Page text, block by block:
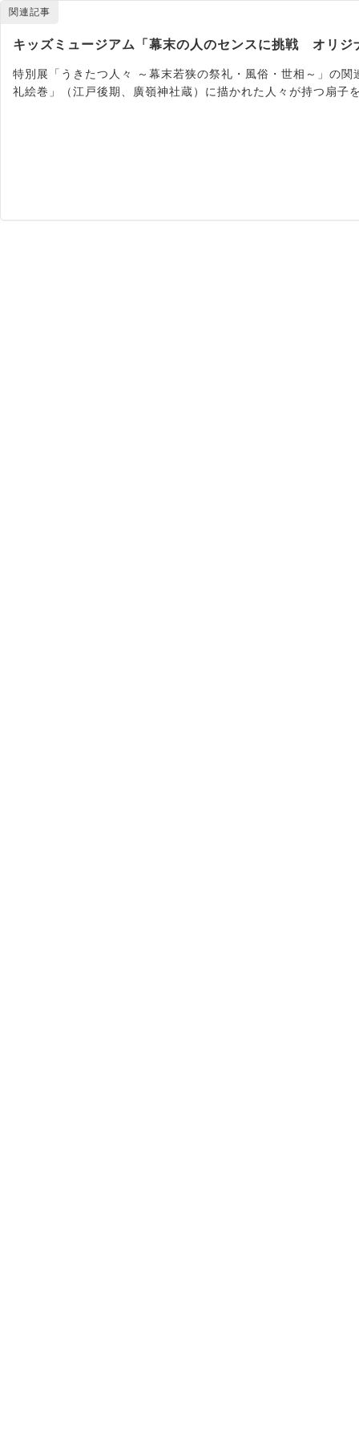
関連記事
キッズミュージアム「幕末の人のセンスに挑戦 オリジ
特別展「うきたつ人々 ～幕末若狭の祭礼・風俗・世相～」の
礼絵巻」（江戸後期、廣嶺神社蔵）に描かれた人々が持つ扇子